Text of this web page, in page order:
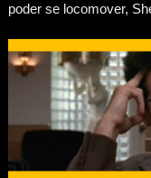
poder se locomover,